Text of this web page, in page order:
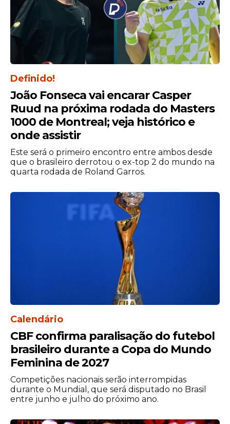
Recuperação de atletas
Além de implementar um estilo do jogo, o
futuro novo treinador do Sport terá a
missão de recuperar o
atletas, como, por exemplo, Barletta, que é
o nome mais técnico do ataque rubro-
negro, mas, que não vem performando
bem. Apesar de ter bons lampejos dentro
de campo, o camisa 30 do Leão vem
sofrendo com críticas constantes das
arquibancadas. Inclusive, contra o Vila
Nova, saiu de campo bastante criticado
Definido!
João Fonseca vai encarar Casper
Ruud na próxima rodada do Masters
1000 de Montreal; veja histórico e
onde assistir
Este será o primeiro encontro entre ambos desde
que o brasileiro derrotou o ex-top 2 do mundo na
quarta rodada de Roland Garros.
Calendário
CBF confirma paralisação do futebol
brasileiro durante a Copa do Mundo
Feminina de 2027
Competições nacionais serão interrompidas
durante o Mundial, que será disputado no Brasil
entre junho e julho do próximo ano.